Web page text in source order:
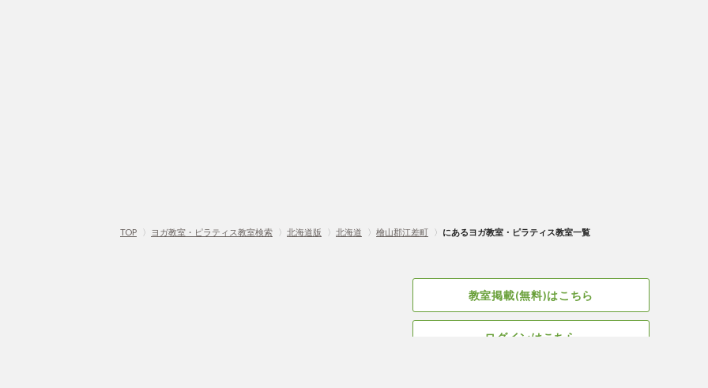
TOP 〉 ヨガ教室・ピラティス教室検索 〉 北海道版 〉 北海道 〉 檜山郡江差町 〉 にあるヨガ教室・ピラティス教室一覧
教室掲載(無料)はこちら
ログインはこちら